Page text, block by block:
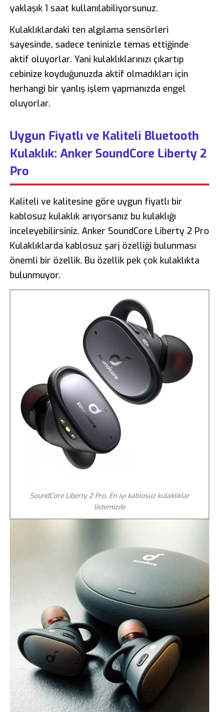
yaklaşık 1 saat kullanılabiliyorsunuz.
Kulaklıklardaki ten algılama sensörleri
sayesinde, sadece teninizle temas ettiğinde
aktif oluyorlar. Yani kulaklıklarınızı çıkartıp
cebinize koyduğunuzda aktif olmadıkları için
herhangi bir yanlış işlem yapmanızda engel
oluyorlar.
Uygun Fiyatlı ve Kaliteli Bluetooth
Kulaklık: Anker SoundCore Liberty 2
Pro
Kaliteli ve kalitesine göre uygun fiyatlı bir
kablosuz kulaklık arıyorsanız bu kulaklığı
inceleyebilirsiniz. Anker SoundCore Liberty 2 Pro
Kulaklıklarda kablosuz şarj özelliği bulunması
önemli bir özellik. Bu özellik pek çok kulaklıkta
bulunmuyor.
SoundCore Liberty 2 Pro, En iyi kablosuz kulaklıklar
listemizde